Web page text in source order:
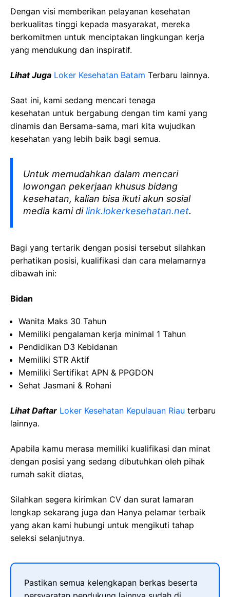
Dengan visi memberikan pelayanan kesehatan
berkualitas tinggi kepada masyarakat, mereka
berkomitmen untuk menciptakan lingkungan kerja
yang mendukung dan inspiratif.
Lihat Juga Loker Kesehatan Batam Terbaru lainnya.
Saat ini, kami sedang mencari tenaga
kesehatan untuk bergabung dengan tim kami yang
dinamis dan Bersama-sama, mari kita wujudkan
kesehatan yang lebih baik bagi semua.
Untuk memudahkan dalam mencari
lowongan pekerjaan khusus bidang
kesehatan, kalian bisa ikuti akun sosial
media kami dilink.lokerkesehatan.net.
Bagi yang tertarik dengan posisi tersebut silahkan
perhatikan posisi, kualifikasi dan cara melamarnya
dibawah ini:
Bidan
Wanita Maks 30 Tahun
Memiliki pengalaman kerja minimal 1 Tahun
Pendidikan D3 Kebidanan
Memiliki STR Aktif
Memiliki Sertifikat APN & PPGDON
Sehat Jasmani & Rohani
Lihat Daftar Loker Kesehatan Kepulauan Riau terbaru
lainnya.
Apabila kamu merasa memiliki kualifikasi dan minat
dengan posisi yang sedang dibutuhkan oleh pihak
rumah sakit diatas,
Silahkan segera kirimkan CV dan surat lamaran
lengkap sekarang juga dan Hanya pelamar terbaik
yang akan kami hubungi untuk mengikuti tahap
seleksi selanjutnya.
Pastikan semua kelengkapan berkas beserta